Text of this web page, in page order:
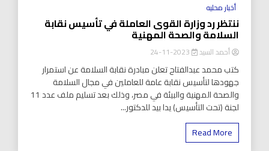
أخبار محليه
ننتظر رد وزارة القوى العاملة في تأسيس نقابة
السلامة والصحة المهنية
أحمد السيد
كتب محمد عبدالفتاح تعلن مبادرة نقابة السلامة عن استمرار
جهودها لتأسيس نقابة عامة للعاملين في مجال السلامة
والصحة المهنية والبيئة في مصر، وذلك بعد تسليم ملف عدد 11
لجنة (تحت التأسيس) يدا بيد للدكتور...
Read More